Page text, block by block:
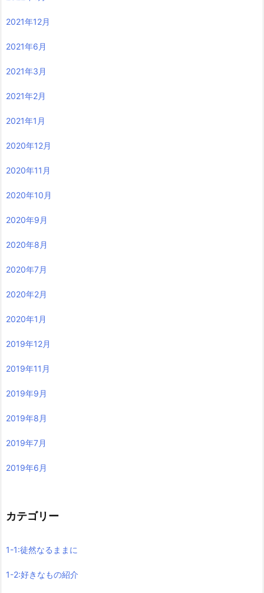
2021年12月
2021年6月
2021年3月
2021年2月
2021年1月
2020年12月
2020年11月
2020年10月
2020年9月
2020年8月
2020年7月
2020年2月
2020年1月
2019年12月
2019年11月
2019年9月
2019年8月
2019年7月
2019年6月
カテゴリー
1-1:徒然なるままに
1-2:好きなもの紹介